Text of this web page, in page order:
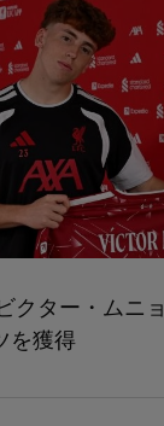
クター・ムニ
を獲得